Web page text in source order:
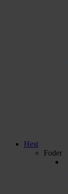
Hest
Foder